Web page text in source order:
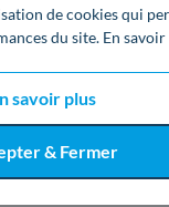
de cookies qui
du site. En
savoir plus
& Fermer